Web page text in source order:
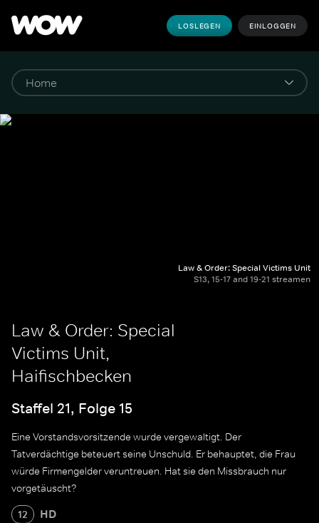
LOSLEGEN EINLOGGEN
Law & Order: Special Victims Unit
S13, 15-17 and 19-21 streamen
Law & Order: Special
Victims Unit,
Haifischbecken
Staffel 21, Folge 15
Eine Vorstandsvorsitzende wurde vergewaltigt. Der
Tatverdächtige beteuert seine Unschuld. Er behauptet, die Frau
würde Firmengelder veruntreuen. Hat sie den Missbrauch nur
vorgetäuscht?
12 HD